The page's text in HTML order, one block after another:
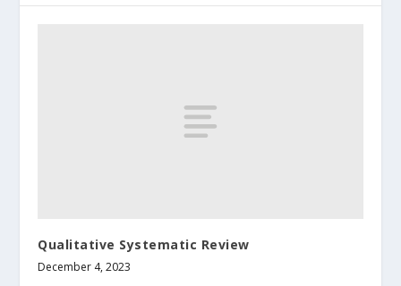
Qualitative Systematic Review
December 4, 2023